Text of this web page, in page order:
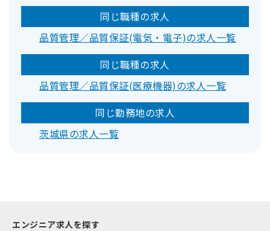
同じ職種の求人
品質管理／品質保証(電気・電子)の求人一覧
同じ職種の求人
品質管理／品質保証(医療機器)の求人一覧
同じ勤務地の求人
茨城県の求人一覧
エンジニア求人を探す